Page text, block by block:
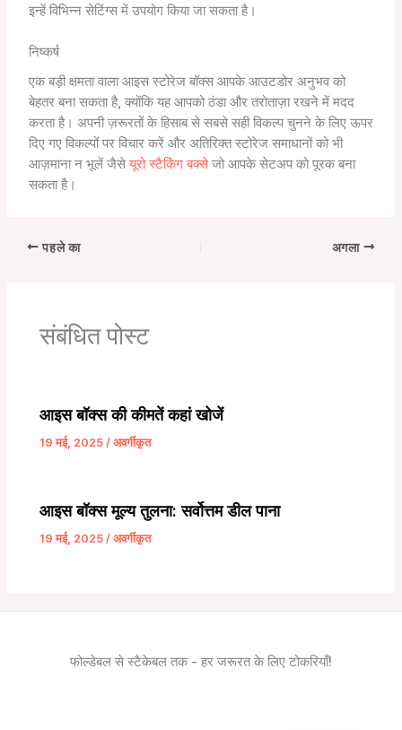
इन्हें विभिन्न सेटिंग्स में उपयोग किया जा सकता है।
निष्कर्ष
एक बड़ी क्षमता वाला आइस स्टोरेज बॉक्स आपके आउटडोर अनुभव को
बेहतर बना सकता है, क्योंकि यह आपको ठंडा और तरोताज़ा रखने में मदद
करता है। अपनी ज़रूरतों के हिसाब से सबसे सही विकल्प चुनने के लिए ऊपर
दिए गए विकल्पों पर विचार करें और अतिरिक्त स्टोरेज समाधानों को भी
आज़माना न भूलें जैसेयूरो स्टैकिंग बक्सेजो आपके सेटअप को पूरक बना
सकता है।
पहले का अगला
संबंधित पोस्ट
आइस बॉक्स की कीमतें कहां खोजें
19 मई, 2025/अवर्गीकृत
आइस बॉक्स मूल्य तुलना: सर्वोत्तम डील पाना
19 मई, 2025 /अवर्गीकृत
फोल्डेबल से स्टैकेबल तक - हर जरूरत के लिए टोकरियाँ!